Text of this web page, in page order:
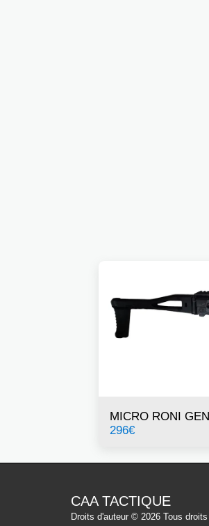
MICRO RONI
296€
CAA TACTIQUE
Droits d'auteur © 2026 Tous